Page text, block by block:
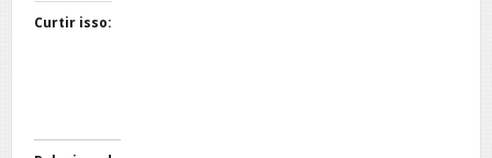
Curtir isso: